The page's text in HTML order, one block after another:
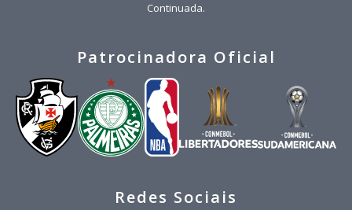
Continuada.
Patrocinadora Oficial
Redes Sociais